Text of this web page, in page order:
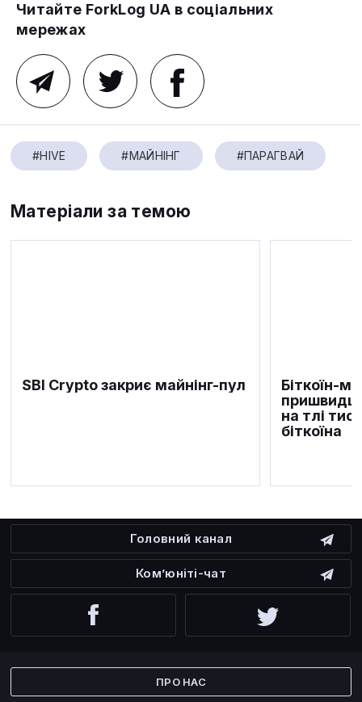
Читайте ForkLog UA в соціальних
мережах
#HIVE #МАЙНІНГ #ПАРАГВАЙ
Матеріали за темою
SBI Crypto закриє майнінг-пул
Біткоїн-
на тлі
біткоїна
Головний канал
Ком’юніті-чат
ПРО НАС